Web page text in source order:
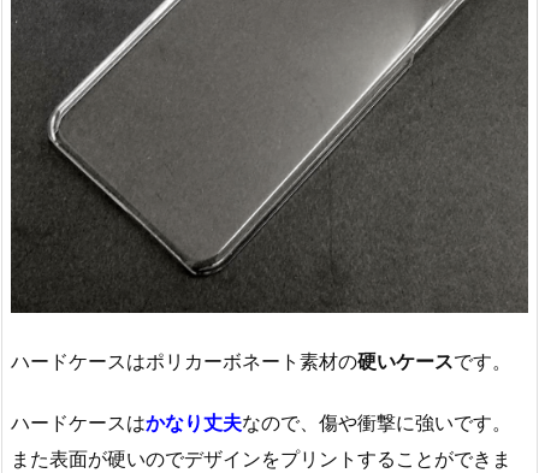
ハードケースはポリカーボネート素材の硬いケースです。
ハードケースはかなり丈夫なので、傷や衝撃に強いです。
また表面が硬いのでデザインをプリントすることができま